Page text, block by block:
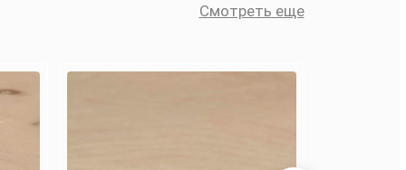
Смотреть еще